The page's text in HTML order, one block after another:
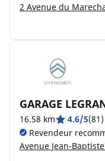
2 Avenue du
GARAGE
16.58 km 4.6/5(81)
Revendeur
Avenue Jean-